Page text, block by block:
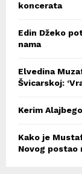
koncerata
Edin Džeko
nama
Elvedina
Švicarskoj:
Kerim
Kako je
Novog